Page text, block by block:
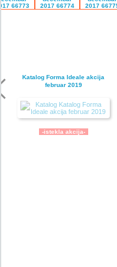
Katalog Forma Ideale akcija
februar 2019
-istekla akcija-